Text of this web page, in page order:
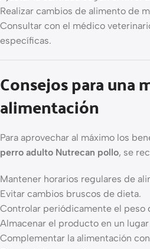
Realizar cambios de alimento de
Consultar con el médico
específicas.
Consejos para una
alimentación
Para aprovechar al máximo los
perro adulto Nutrecan pollo, se
Mantener horarios regulares de
Evitar cambios bruscos de dieta.
Controlar periódicamente el peso
Almacenar el producto en un
Complementar la alimentación